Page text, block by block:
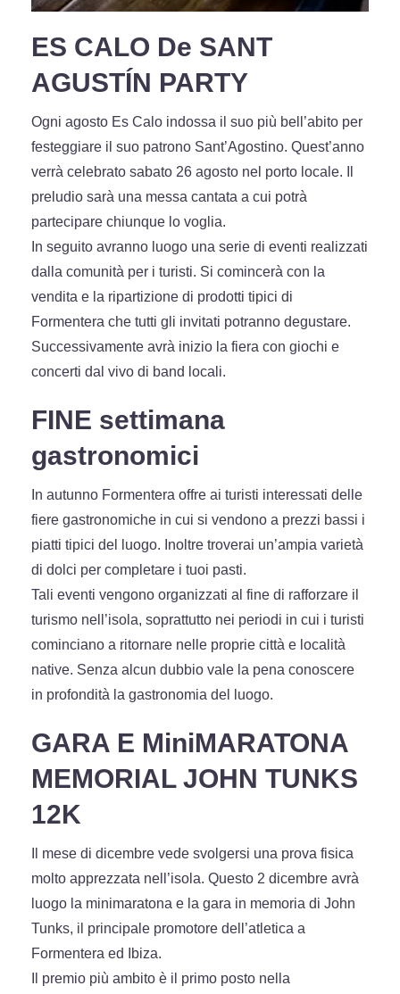
ES CALO De SANT
AGUSTÍN PARTY
Ogni agosto Es Calo indossa il suo più bell’abito per
festeggiare il suo patrono Sant’Agostino. Quest’anno
verrà celebrato sabato 26 agosto nel porto locale. Il
preludio sarà una messa cantata a cui potrà
partecipare chiunque lo voglia.
In seguito avranno luogo una serie di eventi realizzati
dalla comunità per i turisti. Si comincerà con la
vendita e la ripartizione di prodotti tipici di
Formentera che tutti gli invitati potranno degustare.
Successivamente avrà inizio la fiera con giochi e
concerti dal vivo di band locali.
FINE settimana
gastronomici
In autunno Formentera offre ai turisti interessati delle
fiere gastronomiche in cui si vendono a prezzi bassi i
piatti tipici del luogo. Inoltre troverai un’ampia varietà
di dolci per completare i tuoi pasti.
Tali eventi vengono organizzati al fine di rafforzare il
turismo nell’isola, soprattutto nei periodi in cui i turisti
cominciano a ritornare nelle proprie città e località
native. Senza alcun dubbio vale la pena conoscere
in profondità la gastronomia del luogo.
GARA E MiniMARATONA
MEMORIAL JOHN TUNKS
12K
Il mese di dicembre vede svolgersi una prova fisica
molto apprezzata nell’isola. Questo 2 dicembre avrà
luogo la minimaratona e la gara in memoria di John
Tunks, il principale promotore dell’atletica a
Formentera ed Ibiza.
Il premio più ambito è il primo posto nella